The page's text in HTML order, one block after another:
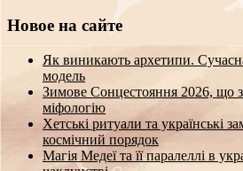
Новое на сайте
Як виникають архетипи.
модель
Зимове Сонцестояння 2026, що
міфологію
Хетські ритуали та українські
космічний порядок
Магія Медеї та її паралеллі в